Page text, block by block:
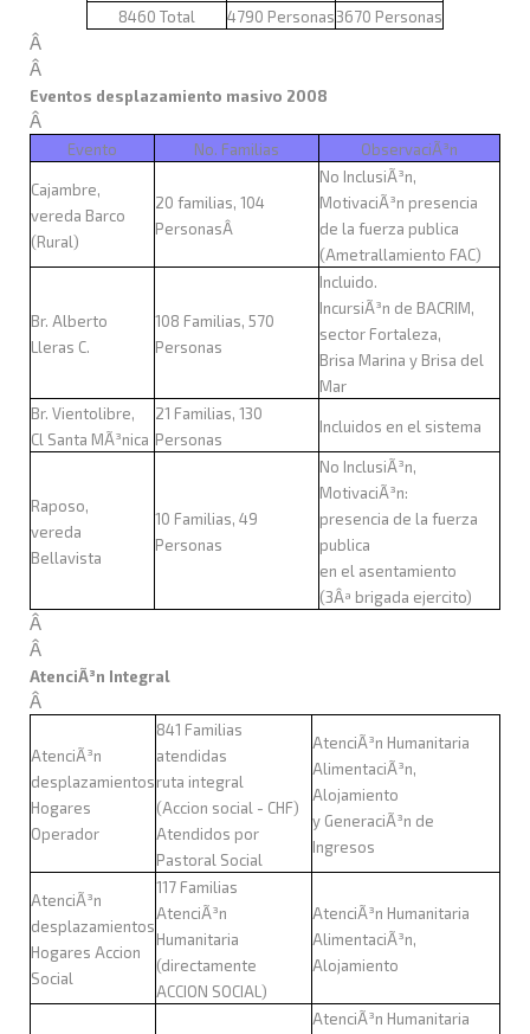
8460 Total 4790 Personas3670 Personas
Â
Â
Eventos desplazamiento masivo 2008
Â
Evento No. Familias ObservaciÃ³n
Cajambre,
vereda Barco
(Rural)
20 familias, 104
PersonasÂ
No InclusiÃ³n,
MotivaciÃ³n presencia
de la fuerza publica
(Ametrallamiento FAC)
Br. Alberto
Lleras C.
108 Familias, 570
Personas
Incluido.
IncursiÃ³n de BACRIM,
sector Fortaleza,
Brisa Marina y Brisa del
Mar
Br. Vientolibre,
Cl Santa MÃ³nica
21 Familias, 130
Personas
Incluidos en el sistema
Raposo,
vereda
Bellavista
10 Familias, 49
Personas
No InclusiÃ³n,
MotivaciÃ³n:
presencia de la fuerza
publica
en el asentamiento
(3Âª brigada ejercito)
Â
Â
AtenciÃ³n Integral
Â
AtenciÃ³n
desplazamientos
Hogares
Operador
841 Familias
atendidas
ruta integral
(Accion social - CHF)
Atendidos por
Pastoral Social
AtenciÃ³n Humanitaria
AlimentaciÃ³n,
Alojamiento
y GeneraciÃ³n de
Ingresos
AtenciÃ³n
desplazamientos
Hogares Accion
Social
117 Familias
AtenciÃ³n
Humanitaria
(directamente
ACCION SOCIAL)
AtenciÃ³n Humanitaria
AlimentaciÃ³n,
Alojamiento
AtenciÃ³n Humanitaria